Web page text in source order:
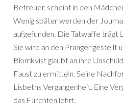
Betreuer, scheint in den
Wenig später werden der
aufgefunden. Die Tatwaffe trägt
Sie wird an den Pranger gestellt
Blomkvist glaubt an ihre
Faust zu ermitteln. Seine
Lisbeths Vergangenheit. Eine
das Fürchten lehrt.